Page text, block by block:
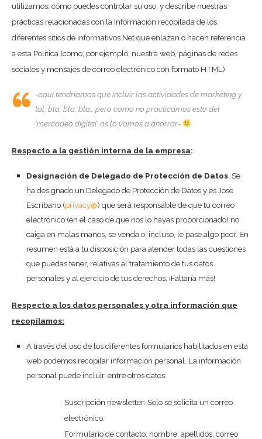
utilizamos, cómo puedes controlar su uso, y describe nuestras
prácticas relacionadas con la información recopilada de los
diferentes sitios de Informativos.Net que enlazan o hacen referencia
a esta Política (como, por ejemplo, nuestra web, páginas de redes
sociales y mensajes de correo electrónico con formato HTML)
-aquí tendríamos que incluir las actividades de marketing y
tal, bla, bla, bla… pero como no practicamos esto del
‘mercadeo digital’ os lo vamos a ahorrar-
Respecto a la gestión interna de la empresa:
Designación de Delegado de Protección de Datos . Se
ha designado un Delegado de Protección de Datos y es Jose
Escribano (privacy@) que será responsable de que tu correo
electrónico (en el caso de que nos lo hayas proporcionado) no
caiga en malas manos, se venda o, incluso, le pase algo peor. En
resumen está a tu disposición para atender todas las cuestiones
que puedas tener, relativas al tratamiento de tus datos
personales y al ejercicio de tus derechos. ¡Faltaría más!
Respecto a los datos personales y otra información que
recopilamos:
A través del uso de los diferentes formularios habilitados en esta
web podemos recopilar información personal. La información
personal puede incluir, entre otros datos:
Suscripción newsletter: Solo se solicita un correo
electrónico.
Formulario de contacto: nombre, apellidos, correo